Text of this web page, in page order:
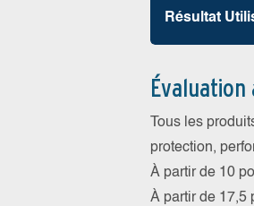
Résultat
Tous les
protection,
À partir de 10
À partir de 17,5